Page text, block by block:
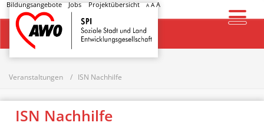
Bildungsangebote Jobs Projektübersicht A AA
Startseite
Veranstaltungen ISN Nachhilfe
ISN Nachhilfe